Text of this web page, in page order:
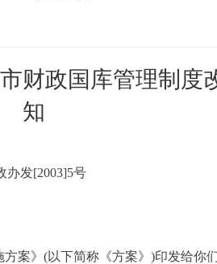
财政国库管理制度
知
办发[2003]5号
》(以下简称《方案》)印发给你